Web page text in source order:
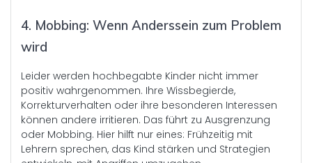
4. Mobbing: Wenn Anderssein zum Problem
wird
Leider werden hochbegabte Kinder nicht immer
positiv wahrgenommen. Ihre Wissbegierde,
Korrekturverhalten oder ihre besonderen Interessen
können andere irritieren. Das führt zu Ausgrenzung
oder Mobbing. Hier hilft nur eines: Frühzeitig mit
Lehrern sprechen, das Kind stärken und Strategien